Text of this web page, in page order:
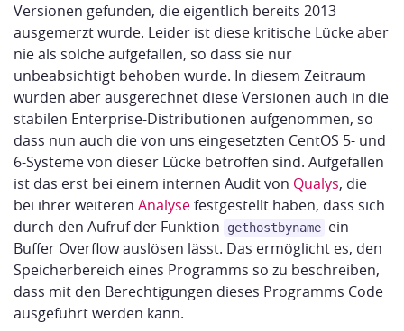
Versionen gefunden, die eigentlich bereits 2013
ausgemerzt wurde. Leider ist diese kritische Lücke aber
nie als solche aufgefallen, so dass sie nur
unbeabsichtigt behoben wurde. In diesem Zeitraum
wurden aber ausgerechnet diese Versionen auch in die
stabilen Enterprise-Distributionen aufgenommen, so
dass nun auch die von uns eingesetzten CentOS 5- und
6-Systeme von dieser Lücke betroffen sind. Aufgefallen
ist das erst bei einem internen Audit von Qualys, die
bei ihrer weiteren Analysefestgestellt haben, dass sich
durch den Aufruf der Funktion
gethostbyname ein
Buffer Overflow auslösen lässt. Das ermöglicht es, den
Speicherbereich eines Programms so zu beschreiben,
dass mit den Berechtigungen dieses Programms Code
ausgeführt werden kann.